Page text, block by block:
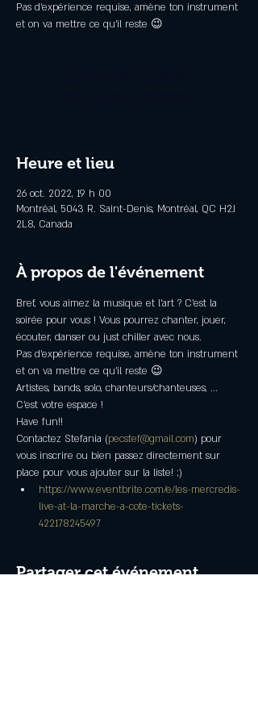
Pas d'expérience requise, amène ton instrument
et on va mettre ce qu'il reste 😉
Heure et lieu
26 oct. 2022, 19 h 00
Montréal, 5043 R. Saint-Denis, Montréal, QC H2J
2L8, Canada
À propos de l'événement
Bref, vous aimez la musique et l'art ? C'est la
soirée pour vous ! Vous pourrez chanter, jouer,
écouter, danser ou just chiller avec nous.
Pas d'expérience requise, amène ton instrument
et on va mettre ce qu'il reste 😉
Artistes, bands, solo, chanteurs/chanteuses, ...
C'est votre espace !
Have fun!!
Contactez Stefania (pecstef@gmail.com) pour
vous inscrire ou bien passez directement sur
place pour vous ajouter sur la liste! ;)
https://www.eventbrite.com/e/les-mercredis-
live-at-la-marche-a-cote-tickets-
422178245497
Partager cet événement